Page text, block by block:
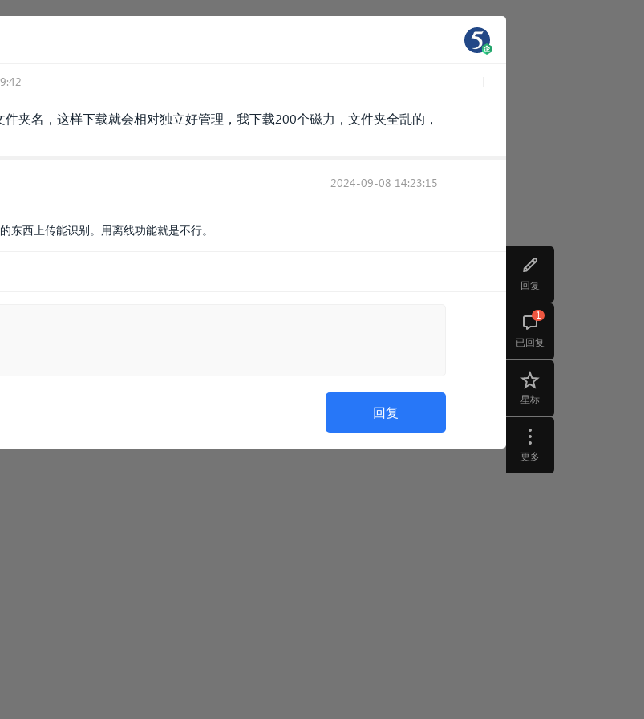
回复
已回复
1
星标
更多
夹名，这样下载就会相对独立好管理，我下载200个磁力，文件夹全乱的，
2024-09-08 14:23:15
西上传能识别。用离线功能就是不行。
回复